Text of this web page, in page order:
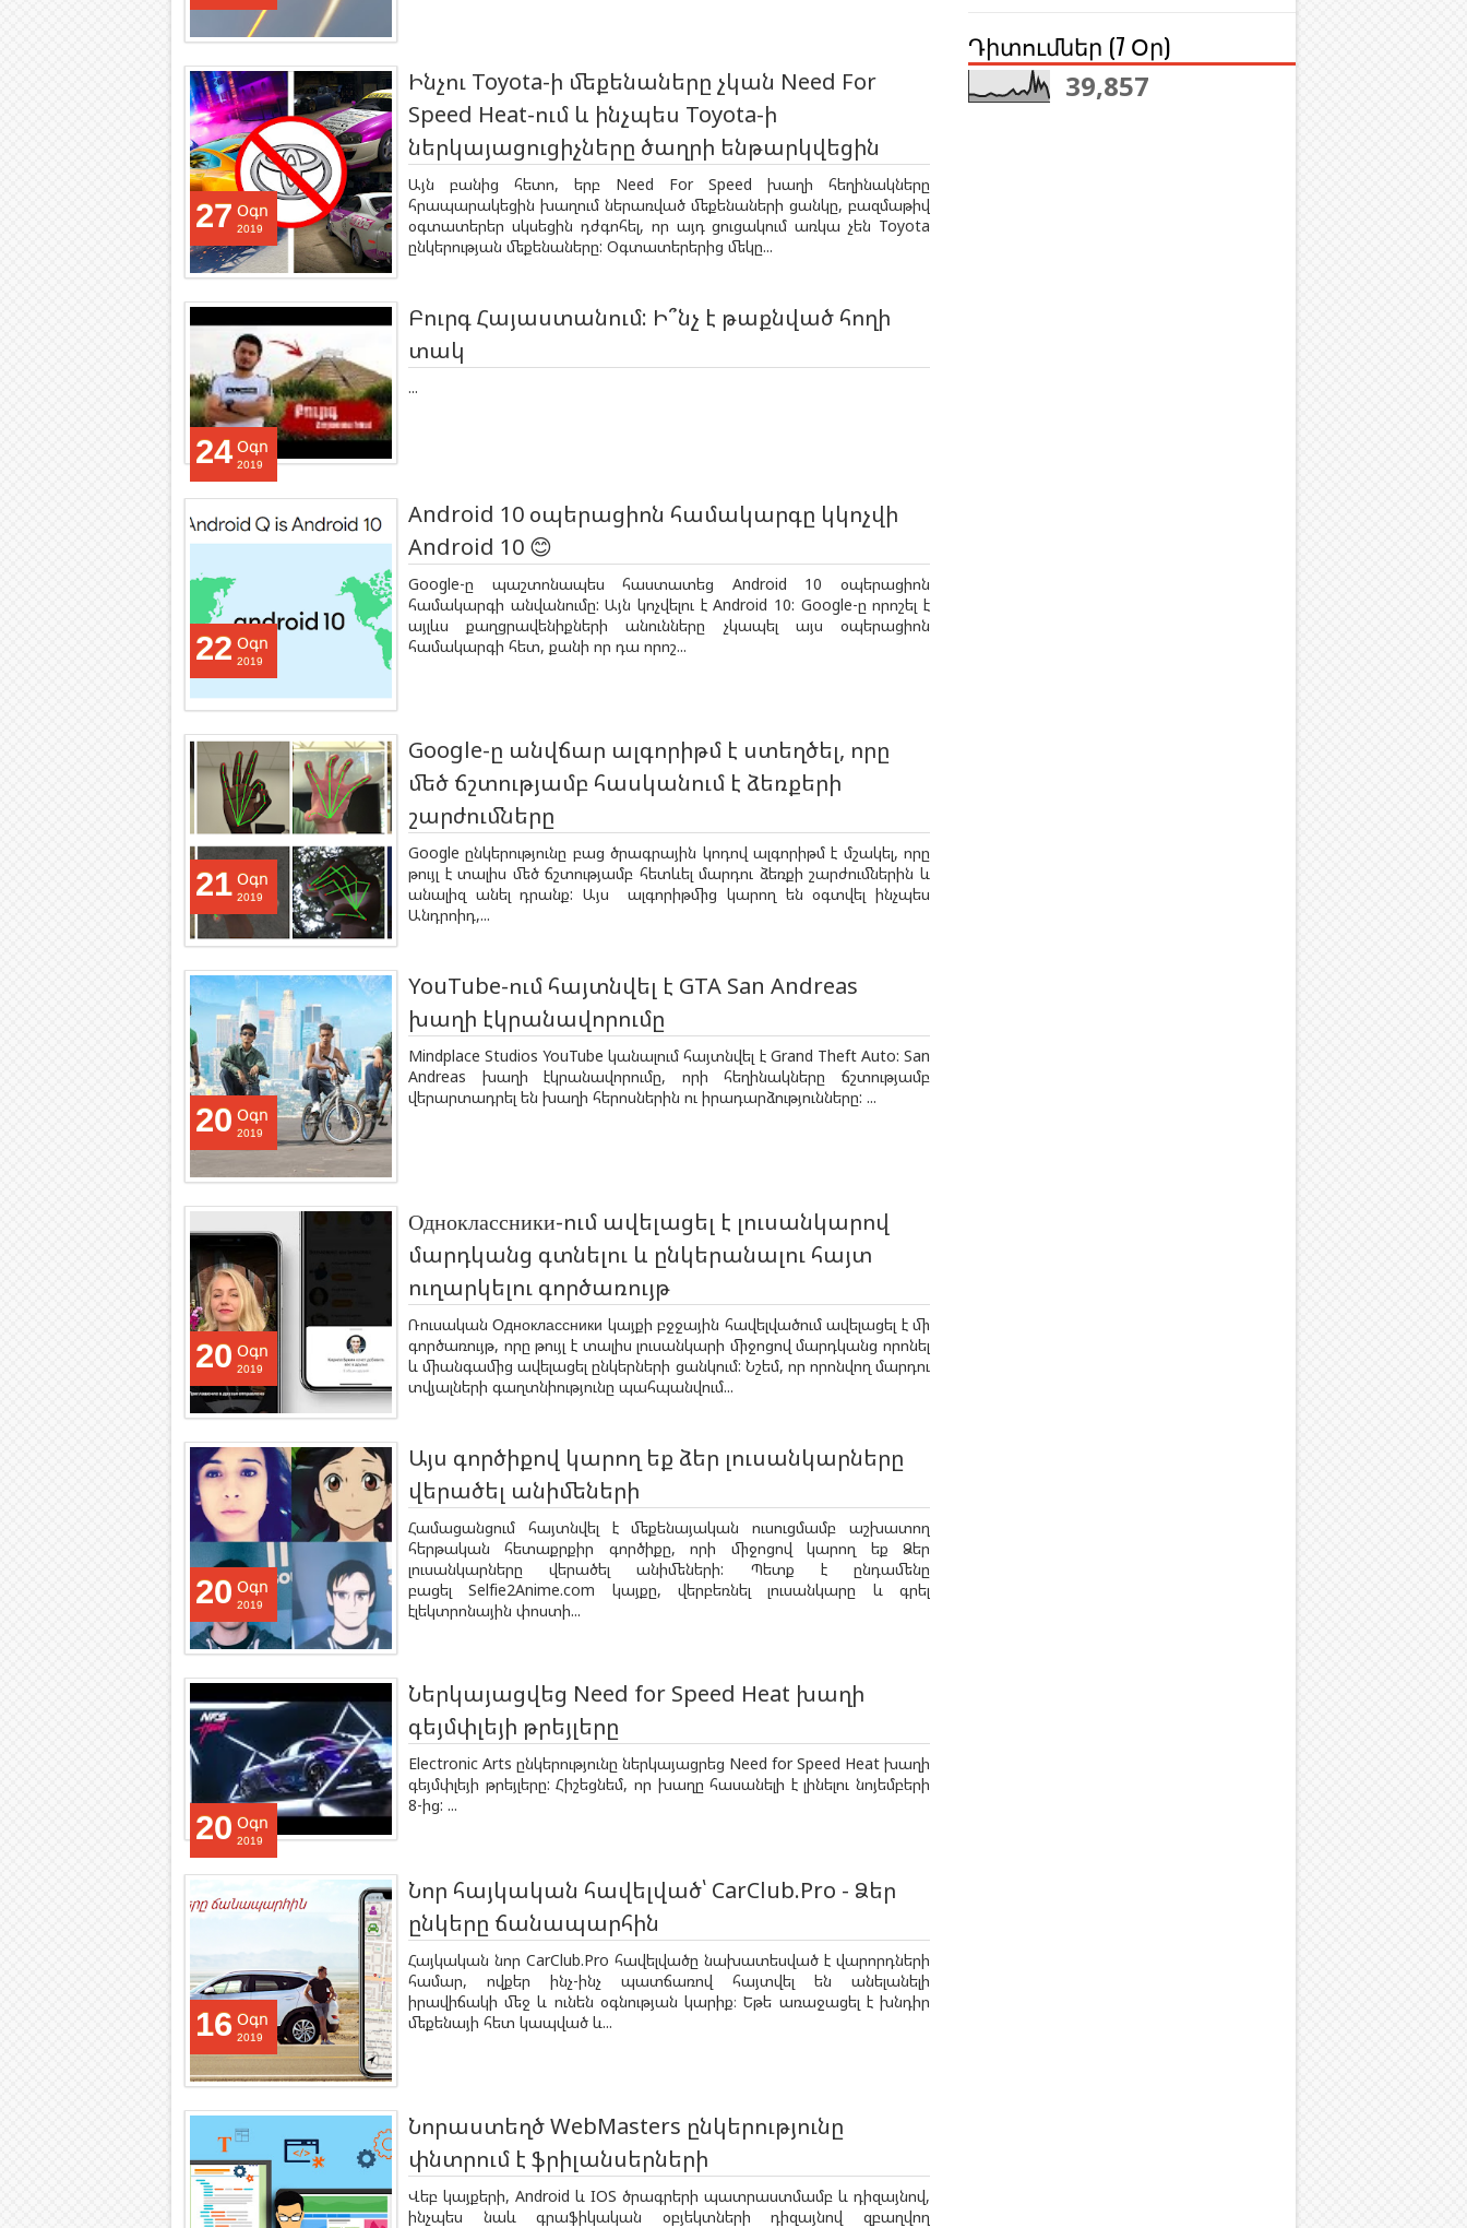
27 Օգո
2019
Ինչու Toyota-ի մեքենաները չկան Need For
Speed Heat-ում և ինչպես Toyota-ի
ներկայացուցիչները ծաղրի ենթարկվեցին
Այն բանից հետո, երբ Need For Speed խաղի հեղինակները
հրապարակեցին խաղում ներառված մեքենաների ցանկը, բազմաթիվ
օգտատերեր սկսեցին դժգոհել, որ այդ ցուցակում առկա չեն Toyota
ընկերության մեքենաները: Օգտատերերից մեկը...
24 Օգո
2019
Բուրգ Հայաստանում: Ի՞նչ է թաքնված հողի
տակ
...
22 Օգո
2019
Android 10 օպերացիոն համակարգը կկոչվի
Android 10 😊
Google-ը պաշտոնապես հաստատեց Android 10 օպերացիոն
համակարգի անվանումը: Այն կոչվելու է Android 10: Google-ը որոշել է
այլևս քաղցրավենիքների անունները չկապել այս օպերացիոն
համակարգի հետ, քանի որ դա որոշ...
21 Օգո
2019
Google-ը անվճար ալգորիթմ է ստեղծել, որը
մեծ ճշտությամբ հասկանում է ձեռքերի
շարժումները
Google ընկերությունը բաց ծրագրային կոդով ալգորիթմ է մշակել, որը
թույլ է տալիս մեծ ճշտությամբ հետևել մարդու ձեռքի շարժումներին և
անալիզ անել դրանք: Այս ալգորիթմից կարող են օգտվել ինչպես
Անդրոիդ,...
20 Օգո
2019
YouTube-ում հայտնվել է GTA San Andreas
խաղի էկրանավորումը
Mindplace Studios YouTube կանալում հայտնվել է Grand Theft Auto: San
Andreas խաղի էկրանավորումը, որի հեղինակները ճշտությամբ
վերարտադրել են խաղի հերոսներին ու իրադարձությունները: ...
20 Օգո
2019
Одноклассники-ում ավելացել է լուսանկարով
մարդկանց գտնելու և ընկերանալու հայտ
ուղարկելու գործառույթ
Ռուսական Одноклассники կայքի բջջային հավելվածում ավելացել է մի
գործառույթ, որը թույլ է տալիս լուսանկարի միջոցով մարդկանց որոնել
և միանգամից ավելացել ընկերների ցանկում: Նշեմ, որ որոնվող մարդու
տվյալների գաղտնիությունը պահպանվում...
20 Օգո
2019
Այս գործիքով կարող եք ձեր լուսանկարները
վերածել անիմեների
Համացանցում հայտնվել է մեքենայական ուսուցմամբ աշխատող
հերթական հետաքրքիր գործիքը, որի միջոցով կարող եք Ձեր
լուսանկարները վերածել անիմեների: Պետք է ընդամենը
բացել Selfie2Anime.com կայքը, վերբեռնել լուսանկարը և գրել
էլեկտրոնային փոստի...
20 Օգո
2019
Ներկայացվեց Need for Speed Heat խաղի
գեյմփլեյի թրեյլերը
Electronic Arts ընկերությունը ներկայացրեց Need for Speed Heat խաղի
գեյմփլեյի թրեյլերը: Հիշեցնեմ, որ խաղը հասանելի է լինելու նոյեմբերի
8-ից: ...
16 Օգո
2019
Նոր հայկական հավելված՝ CarClub.Pro - Ձեր
ընկերը ճանապարհին
Հայկական նոր CarClub.Pro հավելվածը նախատեսված է վարորդների
համար, ովքեր ինչ-ինչ պատճառով հայտվել են անելանելի
իրավիճակի մեջ և ունեն օգնության կարիք։ Եթե առաջացել է խնդիր
մեքենայի հետ կապված և...
Նորաստեղծ WebMasters ընկերությունը
փնտրում է ֆրիլանսերների
Վեբ կայքերի, Android և IOS ծրագրերի պատրաստմամբ և դիզայնով,
ինչպես նաև գրաֆիկական օբյեկտների դիզայնով զբաղվող
Դիտումներ (7 Օր)
39,857